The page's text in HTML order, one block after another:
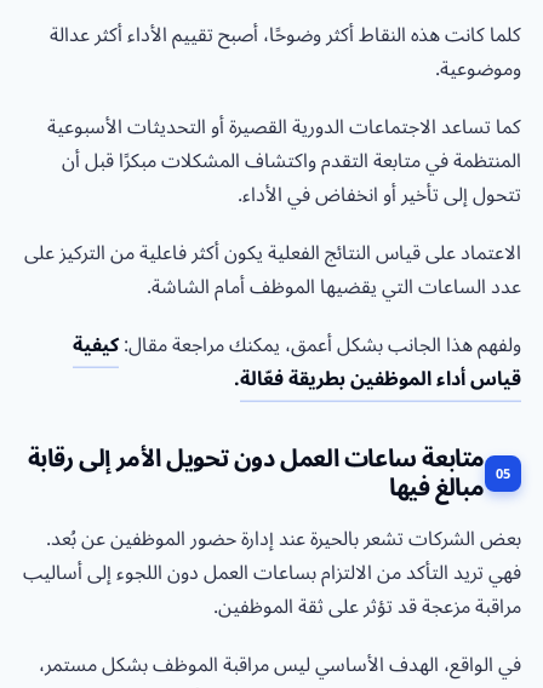
كلما كانت هذه النقاط أكثر وضوحًا، أصبح تقييم الأداء أكثر عدالة
وموضوعية.
كما تساعد الاجتماعات الدورية القصيرة أو التحديثات الأسبوعية
المنتظمة في متابعة التقدم واكتشاف المشكلات مبكرًا قبل أن
تتحول إلى تأخير أو انخفاض في الأداء.
الاعتماد على قياس النتائج الفعلية يكون أكثر فاعلية من التركيز على
عدد الساعات التي يقضيها الموظف أمام الشاشة.
ولفهم هذا الجانب بشكل أعمق، يمكنك مراجعة مقال:كيفية
قياس أداء الموظفين بطريقة فعّالة.
متابعة ساعات العمل دون تحويل الأمر إلى رقابة
مبالغ فيها
بعض الشركات تشعر بالحيرة عند إدارة حضور الموظفين عن بُعد.
فهي تريد التأكد من الالتزام بساعات العمل دون اللجوء إلى أساليب
مراقبة مزعجة قد تؤثر على ثقة الموظفين.
في الواقع، الهدف الأساسي ليس مراقبة الموظف بشكل مستمر،